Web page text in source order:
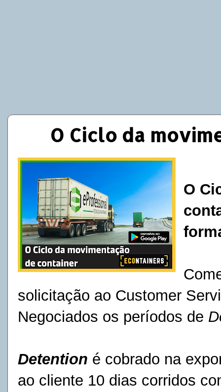
O Ciclo da
O
solicitação ao Customer
Negociados os períodos de
Detention é cobrado na
ao cliente 10 dias corridos